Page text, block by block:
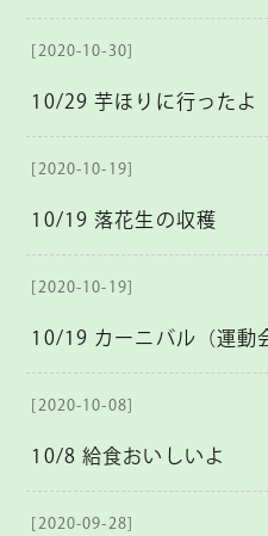
[2020-10-30]
10/29 芋ほりに行ったよ
[2020-10-19]
10/19 落花生の収穫
[2020-10-19]
10/19 カーニバル（運動
[2020-10-08]
10/8 給食おいしいよ
[2020-09-28]